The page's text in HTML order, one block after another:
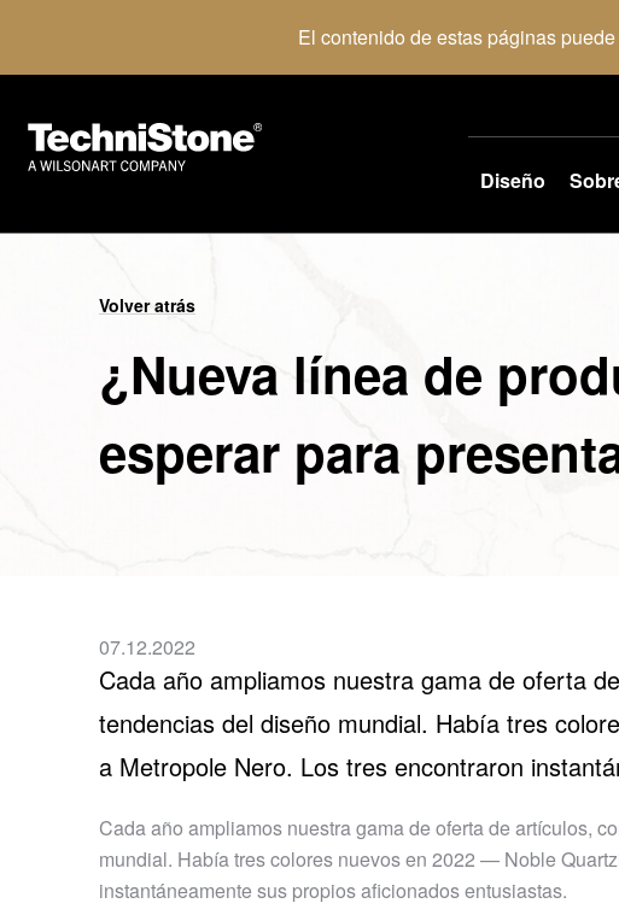
El contenido de estas páginas
Diseño
Volver atrás
¿Nueva línea de
esperar para
07.12.2022
Cada año ampliamos nuestra gama de oferta
tendencias del diseño mundial. Había tres
a Metropole Nero. Los tres encontraron
Cada año ampliamos nuestra gama de oferta de artículos,
mundial. Había tres colores nuevos en 2022 — Noble
instantáneamente sus propios aficionados entusiastas.